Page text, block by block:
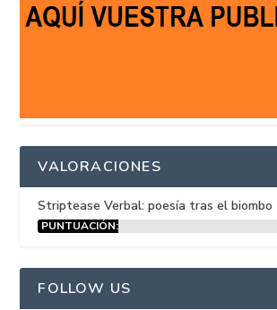
VALORACIONES
Striptease Verbal: poesía tras el biombo
PUNTUACIÓN:
FOLLOW US